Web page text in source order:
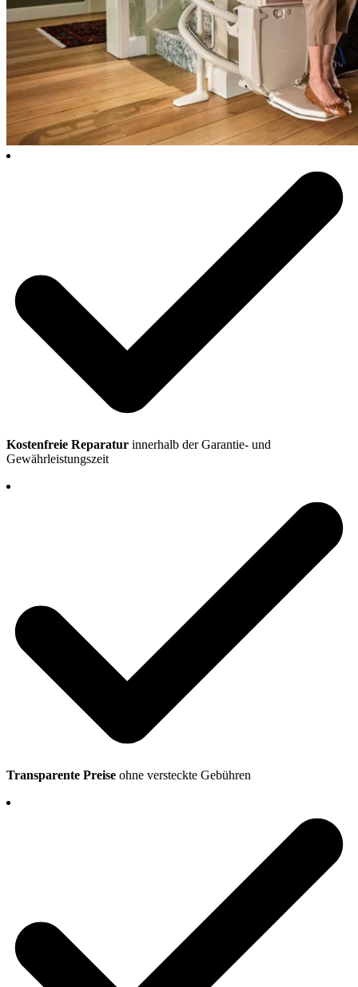
Kostenfreie Reparatur innerhalb der Garantie- und
Gewährleistungszeit
Transparente Preise ohne versteckte Gebühren